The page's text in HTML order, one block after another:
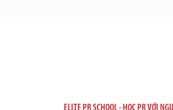
ELITE PR SCHOOL - HỌC PR VỚI